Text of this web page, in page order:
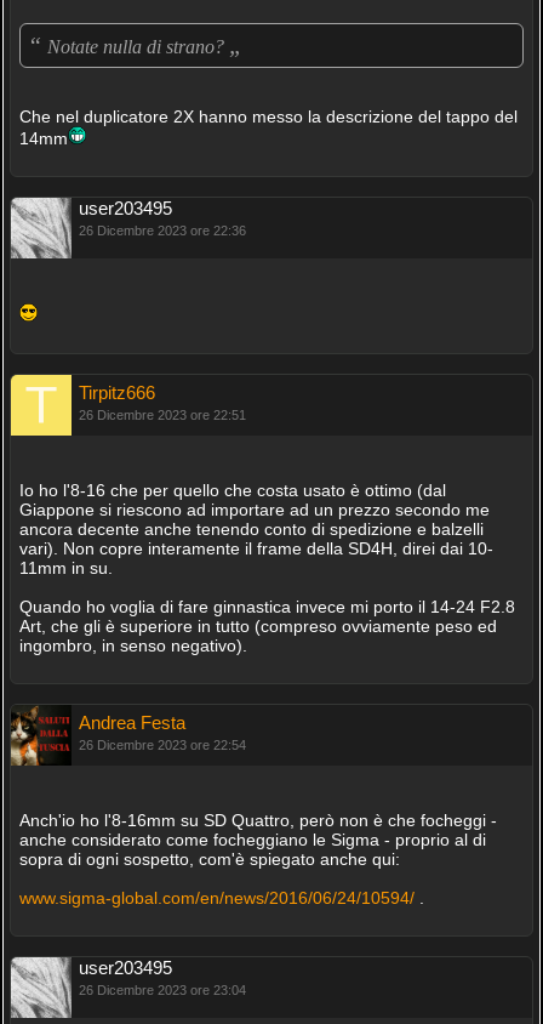
“ Notate nulla di strano? „
Che nel duplicatore 2X hanno messo la descrizione del tappo del
14mm
user203495
26 Dicembre 2023 ore 22:36
Tirpitz666
26 Dicembre 2023 ore 22:51
Io ho l'8-16 che per quello che costa usato è ottimo (dal
Giappone si riescono ad importare ad un prezzo secondo me
ancora decente anche tenendo conto di spedizione e balzelli
vari). Non copre interamente il frame della SD4H, direi dai 10-
11mm in su.
Quando ho voglia di fare ginnastica invece mi porto il 14-24 F2.8
Art, che gli è superiore in tutto (compreso ovviamente peso ed
ingombro, in senso negativo).
Andrea Festa
26 Dicembre 2023 ore 22:54
Anch'io ho l'8-16mm su SD Quattro, però non è che focheggi -
anche considerato come focheggiano le Sigma - proprio al di
sopra di ogni sospetto, com'è spiegato anche qui:
www.sigma-global.com/en/news/2016/06/24/10594/.
user203495
26 Dicembre 2023 ore 23:04